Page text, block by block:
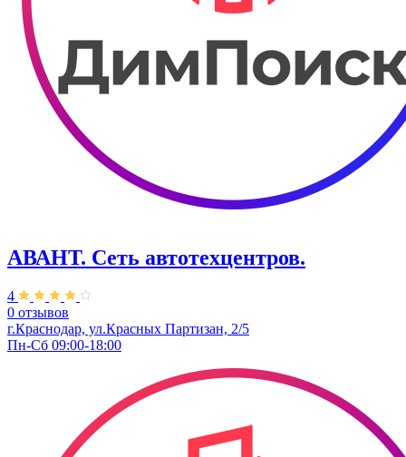
АВАНТ. ​Сеть автотехцентров.
4
0 отзывов
г.Краснодар, ул.Красных Партизан, 2/5
Пн-Сб 09:00-18:00